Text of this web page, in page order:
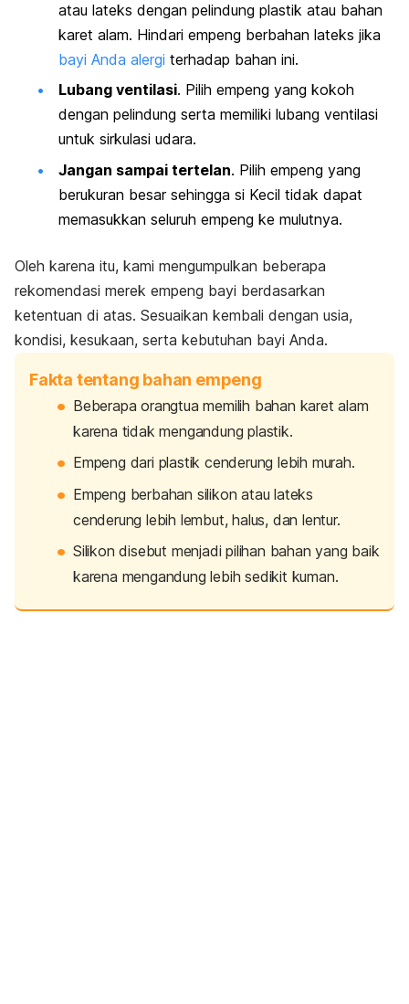
atau lateks dengan pelindung plastik atau bahan
karet alam. Hindari empeng berbahan lateks jika
bayi Anda alergi terhadap bahan ini.
Lubang ventilasi. Pilih empeng yang kokoh
dengan pelindung serta memiliki lubang ventilasi
untuk sirkulasi udara.
Jangan sampai tertelan. Pilih empeng yang
berukuran besar sehingga si Kecil tidak dapat
memasukkan seluruh empeng ke mulutnya.
Oleh karena itu, kami mengumpulkan beberapa
rekomendasi merek empeng bayi berdasarkan
ketentuan di atas. Sesuaikan kembali dengan usia,
kondisi, kesukaan, serta kebutuhan bayi Anda.
Fakta tentang bahan empeng
Beberapa orangtua memilih bahan karet alam
karena tidak mengandung plastik.
Empeng dari plastik cenderung lebih murah.
Empeng berbahan silikon atau lateks
cenderung lebih lembut, halus, dan lentur.
Silikon disebut menjadi pilihan bahan yang baik
karena mengandung lebih sedikit kuman.